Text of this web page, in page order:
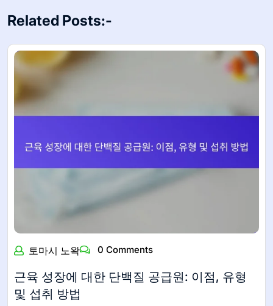
Related Posts:-
토마시 노왁 0 Comments
근육 성장에 대한 단백질 공급원: 이점, 유형
및 섭취 방법